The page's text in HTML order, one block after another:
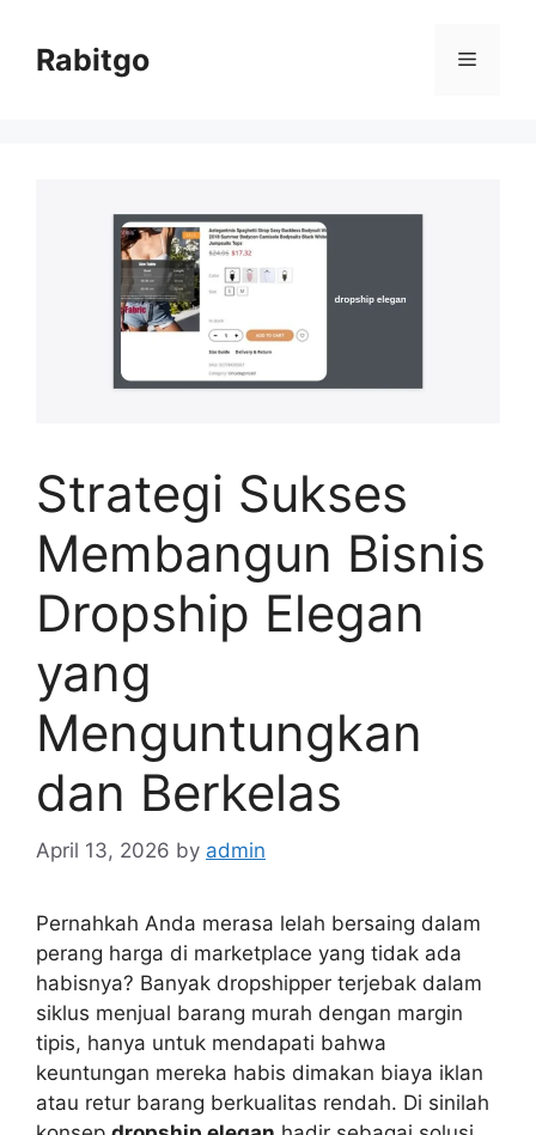
contentRabitgo Menu
Strategi Sukses
Membangun Bisnis
Dropship Elegan
yang
Menguntungkan
dan Berkelas
April 13, 2026 by admin
Pernahkah Anda merasa lelah bersaing dalam
perang harga di marketplace yang tidak ada
habisnya? Banyak dropshipper terjebak dalam
siklus menjual barang murah dengan margin
tipis, hanya untuk mendapati bahwa
keuntungan mereka habis dimakan biaya iklan
atau retur barang berkualitas rendah. Di sinilah